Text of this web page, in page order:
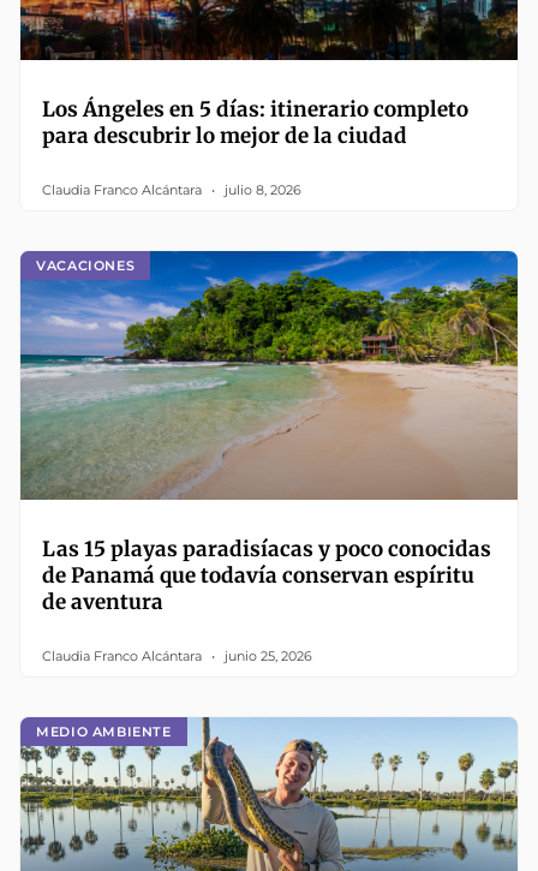
Los Ángeles en 5 días: itinerario completo
para descubrir lo mejor de la ciudad
Claudia Franco Alcántara julio 8, 2026
VACACIONES
Las 15 playas paradisíacas y poco conocidas
de Panamá que todavía conservan espíritu
de aventura
Claudia Franco Alcántara junio 25, 2026
MEDIO AMBIENTE